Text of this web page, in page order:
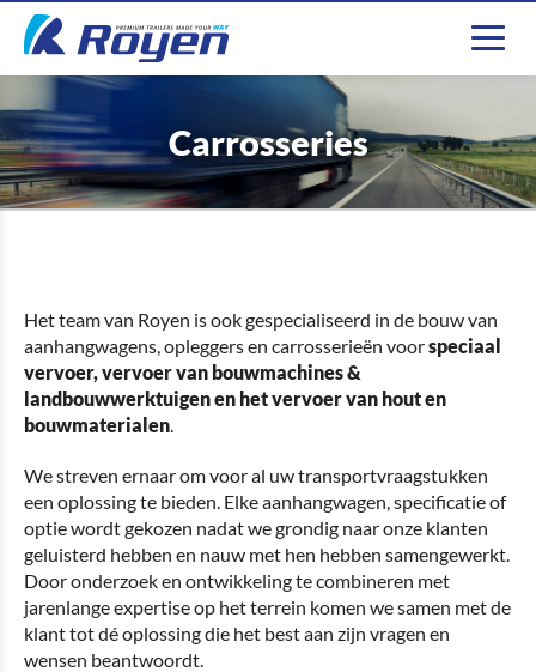
Carrosseries
Het team van Royen is ook gespecialiseerd in de bouw van
aanhangwagens, opleggers en carrosserieën voorspeciaal
vervoer, vervoer van bouwmachines &
landbouwwerktuigen en het vervoer van hout en
bouwmaterialen.
We streven ernaar om voor al uw transportvraagstukken
een oplossing te bieden. Elke aanhangwagen, specificatie of
optie wordt gekozen nadat we grondig naar onze klanten
geluisterd hebben en nauw met hen hebben samengewerkt.
Door onderzoek en ontwikkeling te combineren met
jarenlange expertise op het terrein komen we samen met de
klant tot dé oplossing die het best aan zijn vragen en
wensen beantwoordt.